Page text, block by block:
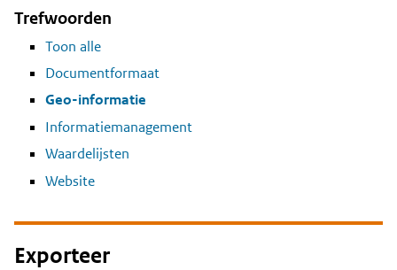
Trefwoorden
Toon alle
Documentformaat
Geo-informatie
Informatiemanagement
Waardelijsten
Website
Exporteer